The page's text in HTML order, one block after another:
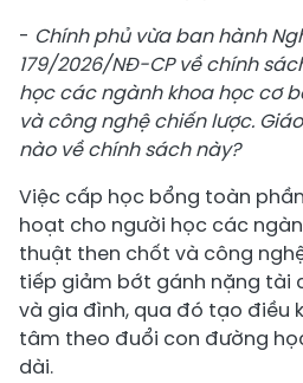
- Chính phủ vừa ban hành
179/2026/NĐ-CP về chính
học các ngành khoa học cơ
và công nghệ chiến lược.
nào về chính sách này?
Việc cấp học bổng toàn
hoạt cho người học các
thuật then chốt và công
tiếp giảm bớt gánh nặng tài
và gia đình, qua đó tạo điều
tâm theo đuổi con đường
dài.